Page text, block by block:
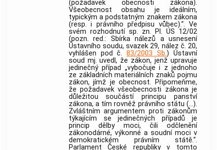
(požadavek obecnosti zákona).
Všeobecnost obsahu je ideálním,
typickým a podstatným znakem zákona
(resp. i právního předpisu vůbec).“. Ve
svém rozhodnutí sp. zn. Pl. ÚS 12/02
(pozn. red.: Sbírka nálezů a usnesení
Ústavního soudu, svazek 29, nález č. 20,
vyhlášen pod č.83/2003 Sb.) Ústavní
soud mj. uvedl, že zákon, jenž upravuje
jedinečný případ „vybočuje i z jednoho
ze základních materiálních znaků pojmu
zákon, jímž je obecnost. Připomeňme,
že požadavek všeobecnosti zákona je
důležitou součástí principu panství
zákona, a tím rovněž právního státu (...).
Zvláštním argumentem proti zákonům
týkajícím se jedinečných případů je
princip dělby moci, čili odčlenění
zákonodárné, výkonné a soudní moci v
demokratickém právním státě.“.
Parlament České republiky v tomto